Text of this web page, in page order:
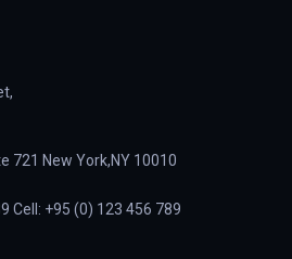
721 New York,NY 10010
Cell: +95 (0) 123 456 789